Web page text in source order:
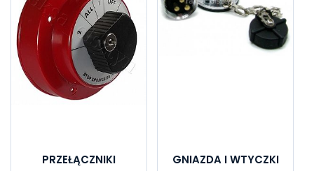
PRZEŁĄCZNIKI GNIAZDA I WTYCZKI